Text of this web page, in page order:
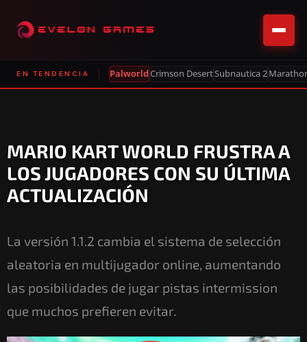
EN TENDENCIA PalworldCrimson DesertSubnautica 2
MARIO KART WORLD FRUSTRA A
LOS JUGADORES CON SU ÚLTIMA
ACTUALIZACIÓN
La versión 1.1.2 cambia el sistema de selección
aleatoria en multijugador online, aumentando
las posibilidades de jugar pistas intermission
que muchos prefieren evitar.